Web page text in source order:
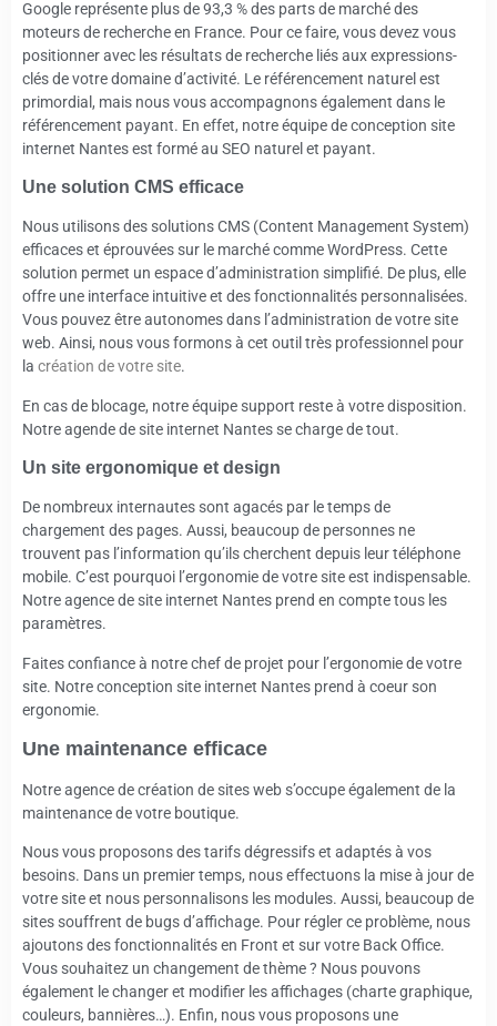
Google représente plus de 93,3 % des parts de marché des
moteurs de recherche en France. Pour ce faire, vous devez vous
positionner avec les résultats de recherche liés aux expressions-
clés de votre domaine d’activité. Le référencement naturel est
primordial, mais nous vous accompagnons également dans le
référencement payant. En effet, notre équipe de conception site
internet Nantes est formé au SEO naturel et payant.
Une solution CMS efficace
Nous utilisons des solutions CMS (Content Management System)
efficaces et éprouvées sur le marché comme WordPress. Cette
solution permet un espace d’administration simplifié. De plus, elle
offre une interface intuitive et des fonctionnalités personnalisées.
Vous pouvez être autonomes dans l’administration de votre site
web. Ainsi, nous vous formons à cet outil très professionnel pour
la création de votre site.
En cas de blocage, notre équipe support reste à votre disposition.
Notre agende de site internet Nantes se charge de tout.
Un site ergonomique et design
De nombreux internautes sont agacés par le temps de
chargement des pages. Aussi, beaucoup de personnes ne
trouvent pas l’information qu’ils cherchent depuis leur téléphone
mobile. C’est pourquoi l’ergonomie de votre site est indispensable.
Notre agence de site internet Nantes prend en compte tous les
paramètres.
Faites confiance à notre chef de projet pour l’ergonomie de votre
site. Notre conception site internet Nantes prend à coeur son
ergonomie.
Une maintenance efficace
Notre agence de création de sites web s’occupe également de la
maintenance de votre boutique.
Nous vous proposons des tarifs dégressifs et adaptés à vos
besoins. Dans un premier temps, nous effectuons la mise à jour de
votre site et nous personnalisons les modules. Aussi, beaucoup de
sites souffrent de bugs d’affichage. Pour régler ce problème, nous
ajoutons des fonctionnalités en Front et sur votre Back Office.
Vous souhaitez un changement de thème ? Nous pouvons
également le changer et modifier les affichages (charte graphique,
couleurs, bannières…). Enfin, nous vous proposons une